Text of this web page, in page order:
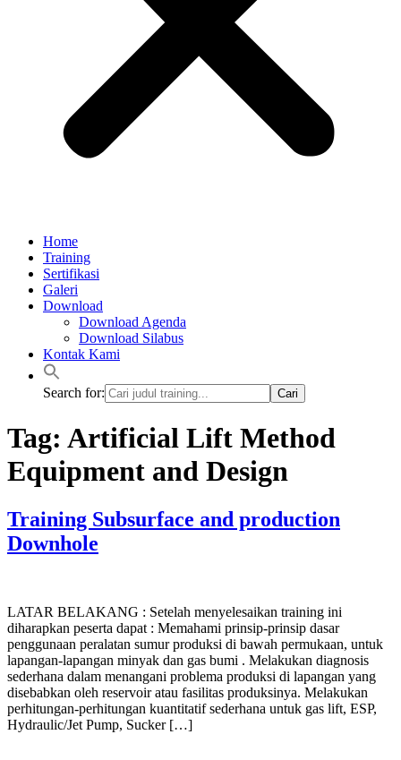
Home
Training
Sertifikasi
Galeri
Download
Download Agenda
Download Silabus
Kontak Kami
Search for:
Tag: Artificial Lift Method
Equipment and Design
Training Subsurface and production
Downhole
LATAR BELAKANG : Setelah menyelesaikan training ini
diharapkan peserta dapat : Memahami prinsip-prinsip dasar
penggunaan peralatan sumur produksi di bawah permukaan, untuk
lapangan-lapangan minyak dan gas bumi . Melakukan diagnosis
sederhana dalam menangani problema produksi di lapangan yang
disebabkan oleh reservoir atau fasilitas produksinya. Melakukan
perhitungan-perhitungan kuantitatif sederhana untuk gas lift, ESP,
Hydraulic/Jet Pump, Sucker […]